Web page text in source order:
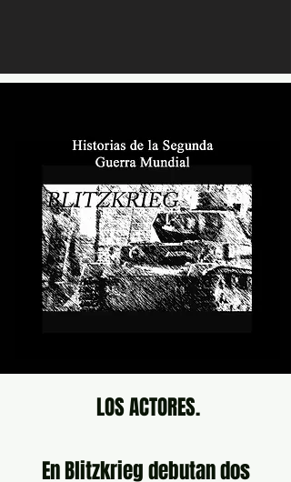
LOS ACTORES.
En Blitzkrieg debutan dos